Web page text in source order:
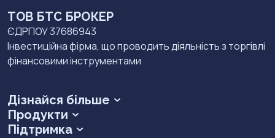
ТОВ БТС БРОКЕР
ЄДРПОУ 37686943
Інвестиційна фірма, що проводить діяльність з торгівлі
фінансовими інструментами
Дізнайся більше
Як придбати ОВДП в Україні?
Продукти
Підтримка